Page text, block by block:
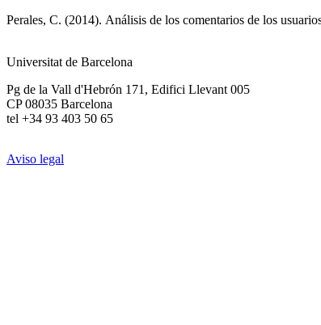
Perales, C. (2014). Análisis de los comentarios de los
Universitat de Barcelona
Pg de la Vall d'Hebrón 171, Edifici Llevant 005
CP 08035 Barcelona
tel +34 93 403 50 65
Aviso legal